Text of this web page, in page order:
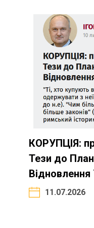
КОРУПЦІЯ:
Тези до
Відновлення
11.07.2026